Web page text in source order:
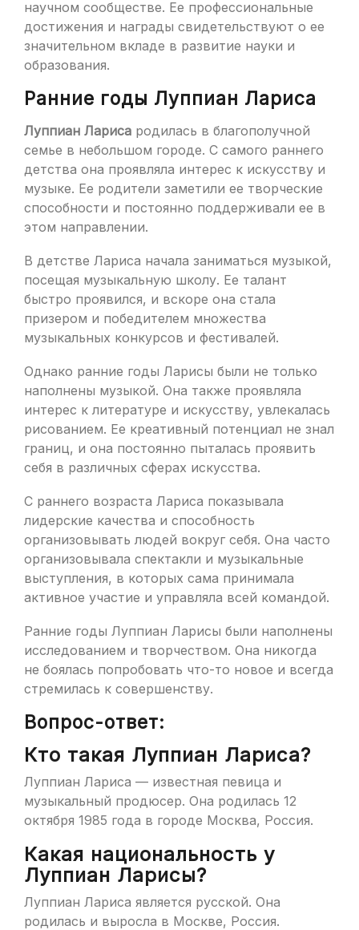
научном сообществе. Ее профессиональные
достижения и награды свидетельствуют о ее
значительном вкладе в развитие науки и
образования.
Ранние годы Луппиан Лариса
Луппиан Лариса родилась в благополучной
семье в небольшом городе. С самого раннего
детства она проявляла интерес к искусству и
музыке. Ее родители заметили ее творческие
способности и постоянно поддерживали ее в
этом направлении.
В детстве Лариса начала заниматься музыкой,
посещая музыкальную школу. Ее талант
быстро проявился, и вскоре она стала
призером и победителем множества
музыкальных конкурсов и фестивалей.
Однако ранние годы Ларисы были не только
наполнены музыкой. Она также проявляла
интерес к литературе и искусству, увлекалась
рисованием. Ее креативный потенциал не знал
границ, и она постоянно пыталась проявить
себя в различных сферах искусства.
С раннего возраста Лариса показывала
лидерские качества и способность
организовывать людей вокруг себя. Она часто
организовывала спектакли и музыкальные
выступления, в которых сама принимала
активное участие и управляла всей командой.
Ранние годы Луппиан Ларисы были наполнены
исследованием и творчеством. Она никогда
не боялась попробовать что-то новое и всегда
стремилась к совершенству.
Вопрос-ответ:
Кто такая Луппиан Лариса?
Луппиан Лариса — известная певица и
музыкальный продюсер. Она родилась 12
октября 1985 года в городе Москва, Россия.
Какая национальность у
Луппиан Ларисы?
Луппиан Лариса является русской. Она
родилась и выросла в Москве, Россия.